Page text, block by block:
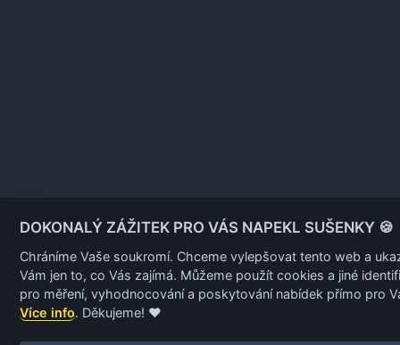
DOKONALÝ ZÁŽITEK PRO VÁS NAPEKL SUŠENKY 🍪
Chráníme Vaše soukromí. Chceme vylepšovat tento web a
Vám jen to, co Vás zajímá. Můžeme použít cookies a jiné
pro měření, vyhodnocování a poskytování nabídek přímo pro
Více info. Děkujeme! ❤️